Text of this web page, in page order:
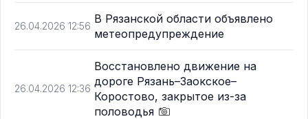
26.04.2026 12:56
В Рязанской области объявлено
метеопредупреждение
26.04.2026 12:36
Восстановлено движение на
дороге Рязань–Заокское–
Коростово, закрытое из-за
половодья